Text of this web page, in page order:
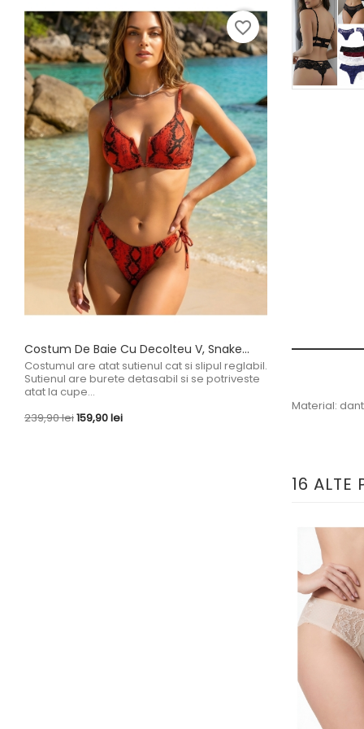
Costum De Baie Cu Decolteu V, Snake...
Costumul are atat sutienul cat si slipul reglabil.
Sutienul are burete detasabil si se potriveste
atat la cupe...
Pret
239,90 leiPret
159,90 lei
favorite_border
Costum De
Material:
16 ALTE